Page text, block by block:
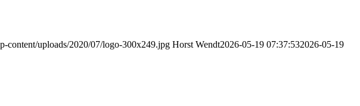
content/uploads/2020/07/logo-300x249.jpg Horst Wendt2026-05-19 07:37:532026-05-19